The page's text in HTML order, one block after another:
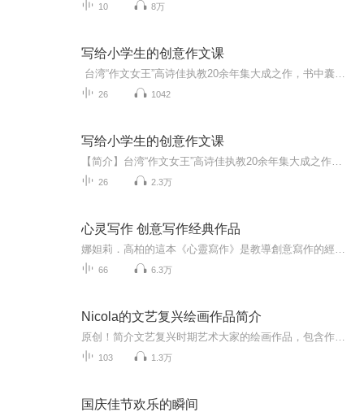
10 8万
写给小学生的创意作文课
26 1042
写给小学生的创意作文课
26 2.3万
心灵写作 创意写作经典作品
66 6.3万
Nicola的文艺复兴绘画作品简介
103 1.3万
国庆佳节欢乐的瞬间